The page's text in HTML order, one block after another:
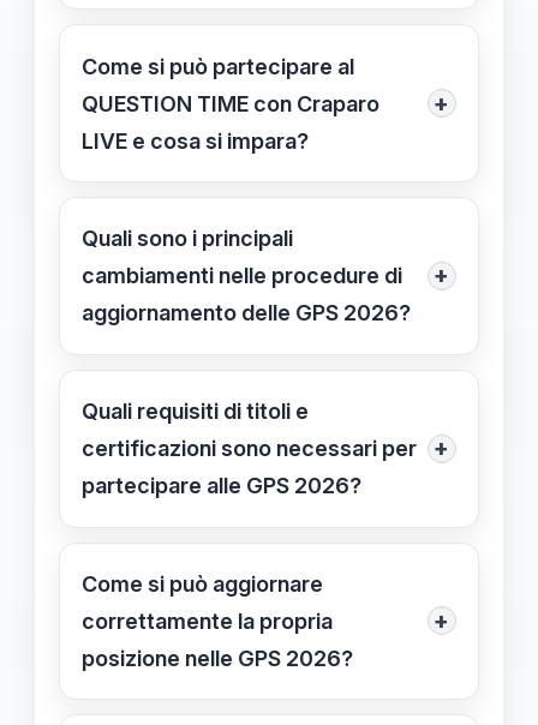
scolastico, aggiornate nel 2026 con
nuove procedure e requisiti.
La scadenza per l’iscrizione alle GPS
2026 è il 16 marzo 2026, data entro
cui devono essere presentate e
aggiornate le domande online.
Come si può partecipare al
QUESTION TIME con Craparo
LIVE e cosa si impara?
+
L’evento si svolge in diretta streaming
venerdì 27 febbraio alle 14:30, con
approfondimenti sulle novità GPS
2026 e l’opportunità di porre
come Craparo.
Quali sono i principali
cambiamenti nelle procedure di
aggiornamento delle GPS 2026?
+
Le procedure sono più digitalizzate e
semplificate, con istruzioni dettagliate
sulla piattaforma del Ministero, e
richiedono l’aggiornamento di titoli,
scadenza.
Quali requisiti di titoli e
certificazioni sono necessari per
partecipare alle GPS 2026?
+
È necessario possedere titoli di
studio validi, certificazioni
informatiche riconosciute e altri
requisiti specifici, come indicato nelle
Come si può aggiornare
correttamente la propria
posizione nelle GPS 2026?
+
Accedi alla piattaforma ufficiale,